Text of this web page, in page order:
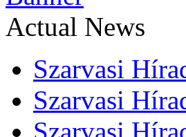
Actual News
Szarvasi
Szarvasi
Szarvasi